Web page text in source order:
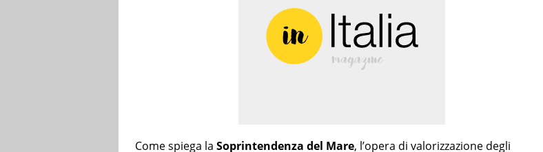
Come spiega la Soprintendenza del Mare, l’opera di valorizzazione degli